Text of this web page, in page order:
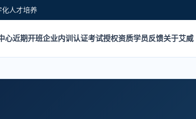
人才培养
心近期开班企业内训认证考试授权资质学员反馈关于艾威